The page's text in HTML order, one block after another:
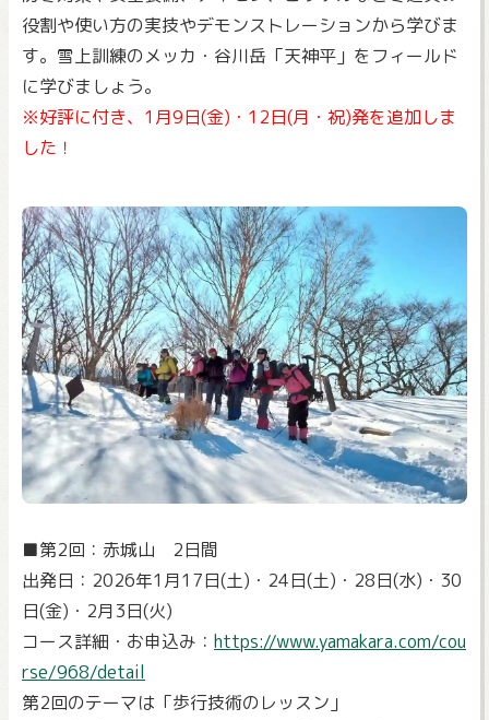
役割や使い方の実技やデモンストレーションから学びま
す。雪上訓練のメッカ・谷川岳「天神平」をフィールド
に学びましょう。
※好評に付き、1月9日(金)・12日(月・祝)発を追加しま
した！
■第2回：赤城山 2日間
出発日：2026年1月17日(土)・24日(土)・28日(水)・30
日(金)・2月3日(火)
コース詳細・お申込み： https://www.yamakara.com/cou
rse/968/detail
第2回のテーマは「歩行技術のレッスン」